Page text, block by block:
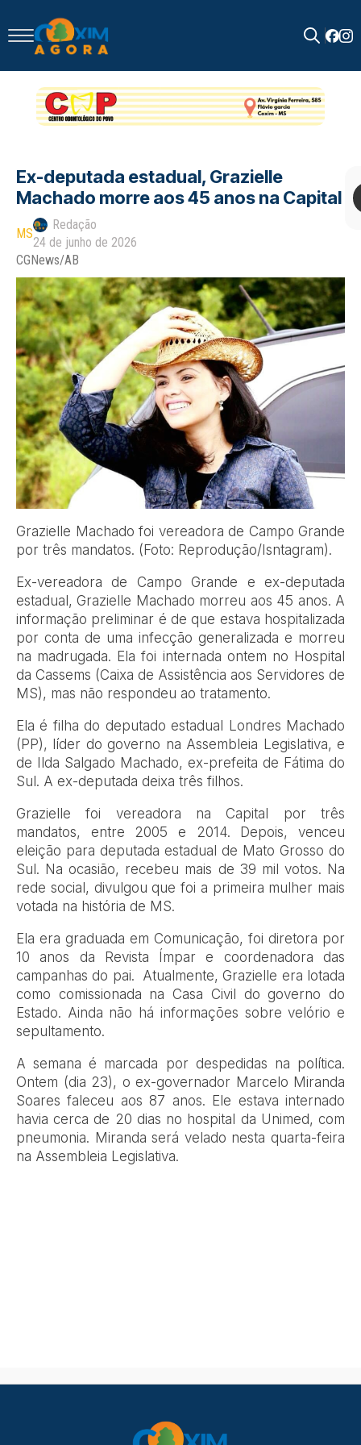
for:
Ex-deputada estadual, Grazielle
Machado morre aos 45 anos na Capital
MS
Redação
24 de junho de 2026
CGNews/AB
Grazielle Machado foi vereadora de Campo Grande
por três mandatos. (Foto: Reprodução/Isntagram).
Ex-vereadora de Campo Grande e ex-deputada
estadual, Grazielle Machado morreu aos 45 anos. A
informação preliminar é de que estava hospitalizada
por conta de uma infecção generalizada e morreu
na madrugada. Ela foi internada ontem no Hospital
da Cassems (Caixa de Assistência aos Servidores de
MS), mas não respondeu ao tratamento.
Ela é filha do deputado estadual Londres Machado
(PP), líder do governo na Assembleia Legislativa, e
de Ilda Salgado Machado, ex-prefeita de Fátima do
Sul. A ex-deputada deixa três filhos.
Grazielle foi vereadora na Capital por três
mandatos, entre 2005 e 2014. Depois, venceu
eleição para deputada estadual de Mato Grosso do
Sul. Na ocasião, recebeu mais de 39 mil votos. Na
rede social, divulgou que foi a primeira mulher mais
votada na história de MS.
Ela era graduada em Comunicação, foi diretora por
10 anos da Revista Ímpar e coordenadora das
campanhas do pai. Atualmente, Grazielle era lotada
como comissionada na Casa Civil do governo do
Estado. Ainda não há informações sobre velório e
sepultamento.
A semana é marcada por despedidas na política.
Ontem (dia 23), o ex-governador Marcelo Miranda
Soares faleceu aos 87 anos. Ele estava internado
havia cerca de 20 dias no hospital da Unimed, com
pneumonia. Miranda será velado nesta quarta-feira
na Assembleia Legislativa.